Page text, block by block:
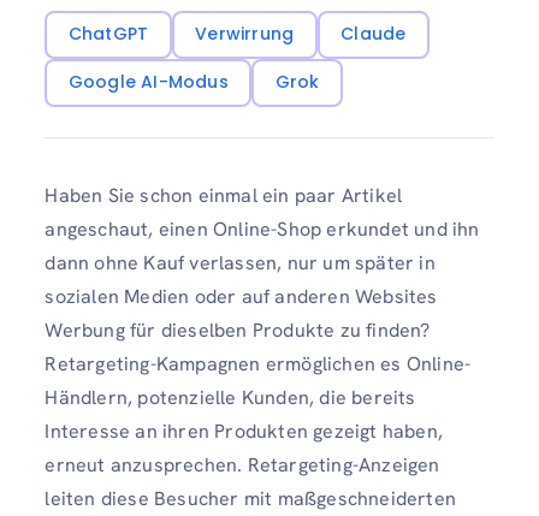
ChatGPT Verwirrung
Claude
Google AI-Modus
Grok
Haben Sie schon einmal ein paar Artikel
angeschaut, einen Online-Shop erkundet und ihn
dann ohne Kauf verlassen, nur um später in
sozialen Medien oder auf anderen Websites
Werbung für dieselben Produkte zu finden?
Retargeting-Kampagnen ermöglichen es Online-
Händlern, potenzielle Kunden, die bereits
Interesse an ihren Produkten gezeigt haben,
erneut anzusprechen. Retargeting-Anzeigen
leiten diese Besucher mit maßgeschneiderten